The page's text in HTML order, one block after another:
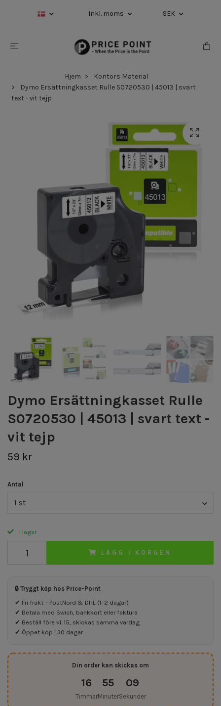
Inkl. moms SEK
Hjem
Kontors Material
Dymo Ersättningkasset Rulle S0720530 | 45013 | svart
text - vit tejp
Dymo Ersättningkasset Rulle
S0720530 | 45013 | svart text -
vit tejp
59 kr
Antal
1 st
I lager
LÄGG I KORGEN
🔒 Tryggt köp hos Price-Point
✔ Fri frakt – PostNord & DHL (1–2 dagar)
✔ Betala med Swish, bankkort eller faktura
✔ Beställ före kl. 15, skickas samma vardag
✔ Öppet köp i 30 dagar
Din order kan skickas om
16
Timmar
55
Minuter
08
Sekunder